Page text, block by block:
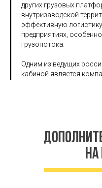
других грузовых
внутризаводской
эффективную
предприятиях,
грузопотока.​
Одним из ведущих
кабиной является